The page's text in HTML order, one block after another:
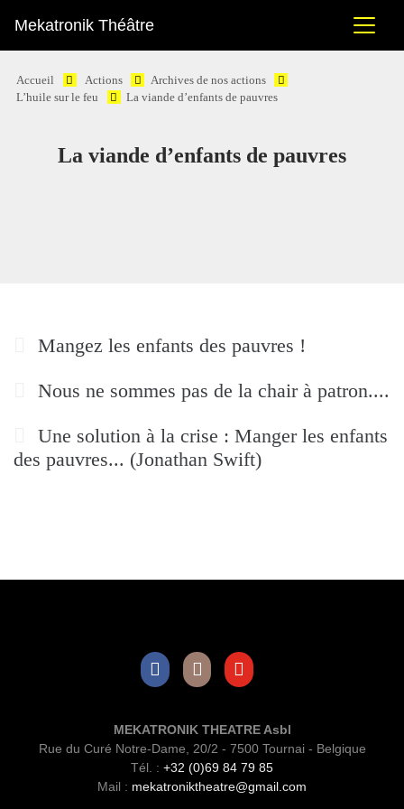
Mekatronik Théâtre
Accueil Actions
Archives de nos actions
L’huile sur le feu
La viande d’enfants de pauvres
La viande d’enfants de pauvres
Mangez les enfants des pauvres !
Nous ne sommes pas de la chair à patron....
Une solution à la crise : Manger les enfants
des pauvres... (Jonathan Swift)
MEKATRONIK THEATRE Asbl
Rue du Curé Notre-Dame, 20/2 - 7500 Tournai - Belgique
Tél. : +32 (0)69 84 79 85
Mail : mekatroniktheatre@gmail.com